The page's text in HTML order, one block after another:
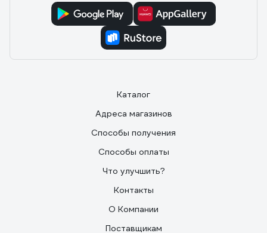
Каталог
Адреса магазинов
Способы получения
Способы оплаты
Что улучшить?
Контакты
О Компании
Поставщикам